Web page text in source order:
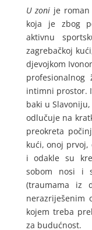
U zoni je roman
koja je zbog
aktivnu
zagrebačkoj
djevojkom
intimni prostor.
baki u
odlučuje na
preokreta
kući, onoj prvoj,
i odakle su
sobom nosi i
(traumama iz
nerazriješenim
kojem treba
za budućnost.